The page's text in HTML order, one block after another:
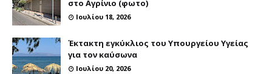
στο Αγρίνιο (φωτο)
Ιουλίου 18, 2026
Έκτακτη εγκύκλιος του Υπουργείου Υγείας
για τον καύσωνα
Ιουλίου 20, 2026